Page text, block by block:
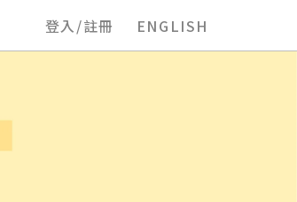
登入/註冊 ENGLISH